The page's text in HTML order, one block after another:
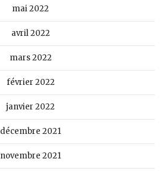
mai 2022
avril 2022
mars 2022
février 2022
janvier 2022
décembre 2021
novembre 2021